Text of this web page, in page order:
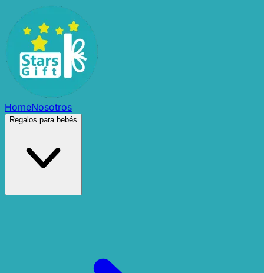
HomeNosotros
Regalos para bebés